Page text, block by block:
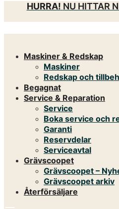
HURRA! NU HITTAR
Maskiner & Redskap
Maskiner
Redskap och
Begagnat
Service & Reparation
Service
Boka service och
Garanti
Reservdelar
Serviceavtal
Grävscoopet
Grävscoopet –
Grävscoopet arkiv
Återförsäljare